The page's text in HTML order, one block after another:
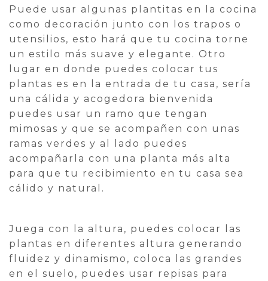
Puede usar algunas plantitas en la cocina
como decoración junto con los trapos o
utensilios, esto hará que tu cocina torne
un estilo más suave y elegante. Otro
lugar en donde puedes colocar tus
plantas es en la entrada de tu casa, sería
una cálida y acogedora bienvenida
puedes usar un ramo que tengan
mimosas y que se acompañen con unas
ramas verdes y al lado puedes
acompañarla con una planta más alta
para que tu recibimiento en tu casa sea
cálido y natural.
Juega con la altura, puedes colocar las
plantas en diferentes altura generando
fluidez y dinamismo, coloca las grandes
en el suelo, puedes usar repisas para